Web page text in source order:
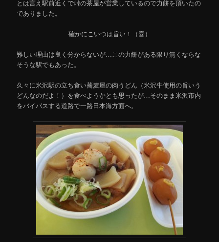
とは言え駅前近くで峠の茶屋が営業しているので力餅を頂いたの
でありました。
確かにこいつは旨い！（喜）
難しい理由は良く分からないが…この力餅がある限り無くならな
そうな駅でもあった。
久々に米沢駅の立ち食い蕎麦屋の肉うどん（米沢牛使用の旨いう
どんなのだよ！）を食べようかとも思ったが…そのまま米沢市内
をバイパスする道路で一路日本海方面へ。